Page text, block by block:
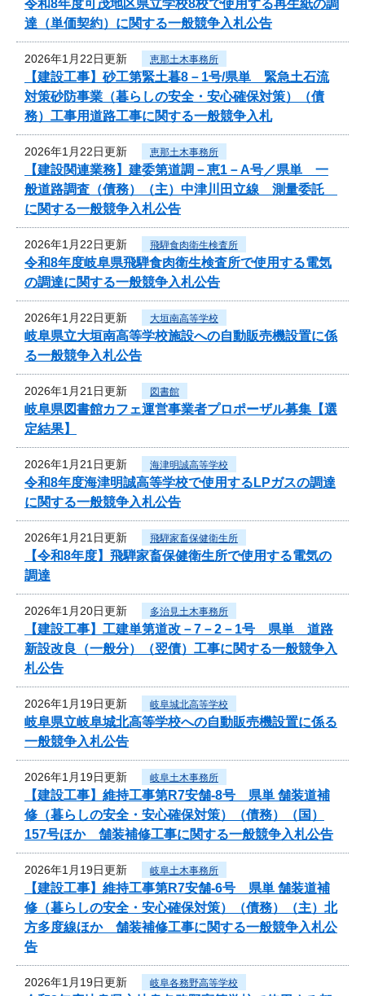
令和8年度可茂地区県立学校8校で使用する再生紙の調
達（単価契約）に関する一般競争入札公告
2026年1月22日更新 恵那土木事務所
【建設工事】砂工第緊土暮8－1号/県単 緊急土石流
対策砂防事業（暮らしの安全・安心確保対策）（債
務）工事用道路工事に関する一般競争入札
2026年1月22日更新 恵那土木事務所
【建設関連業務】建委第道調－恵1－A号／県単 一
般道路調査（債務）（主）中津川田立線 測量委託
に関する一般競争入札公告
2026年1月22日更新 飛騨食肉衛生検査所
令和8年度岐阜県飛騨食肉衛生検査所で使用する電気
の調達に関する一般競争入札公告
2026年1月22日更新 大垣南高等学校
岐阜県立大垣南高等学校施設への自動販売機設置に係
る一般競争入札公告
2026年1月21日更新 図書館
岐阜県図書館カフェ運営事業者プロポーザル募集【選
定結果】
2026年1月21日更新 海津明誠高等学校
令和8年度海津明誠高等学校で使用するLPガスの調達
に関する一般競争入札公告
2026年1月21日更新 飛騨家畜保健衛生所
【令和8年度】飛騨家畜保健衛生所で使用する電気の
調達
2026年1月20日更新 多治見土木事務所
【建設工事】工建単第道改－7－2－1号 県単 道路
新設改良（一般分）（翌債）工事に関する一般競争入
札公告
2026年1月19日更新 岐阜城北高等学校
岐阜県立岐阜城北高等学校への自動販売機設置に係る
一般競争入札公告
2026年1月19日更新 岐阜土木事務所
【建設工事】維持工事第R7安舗-8号 県単 舗装道補
修（暮らしの安全・安心確保対策）（債務）（国）
157号ほか 舗装補修工事に関する一般競争入札公告
2026年1月19日更新 岐阜土木事務所
【建設工事】維持工事第R7安舗-6号 県単 舗装道補
修（暮らしの安全・安心確保対策）（債務）（主）北
方多度線ほか 舗装補修工事に関する一般競争入札公
告
2026年1月19日更新 岐阜各務野高等学校